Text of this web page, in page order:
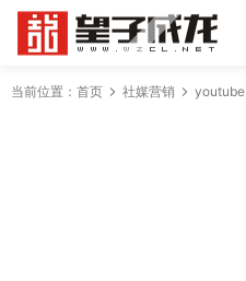
当前位置： 首页 社媒营销 youtube